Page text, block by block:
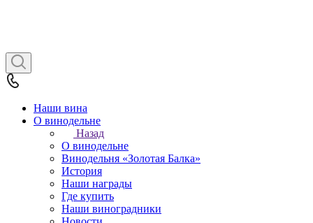
Наши вина
О винодельне
Назад
О винодельне
Винодельня «Золотая Балка»
История
Наши награды
Где купить
Наши виноградники